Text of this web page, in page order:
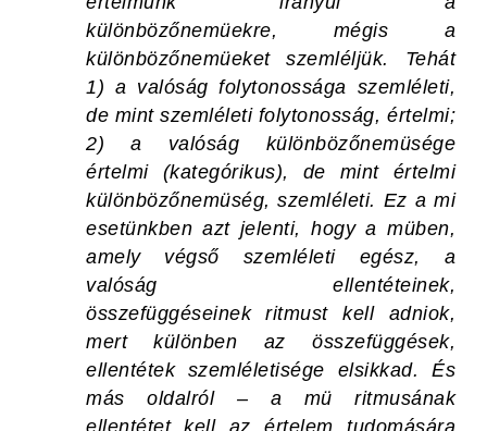
különbözőnemüekre, mégis a
különbözőnemüeket szemléljük. Tehát
1) a valóság folytonossága szemléleti,
de mint szemléleti folytonosság, értelmi;
2) a valóság különbözőnemüsége
értelmi (kategórikus), de mint értelmi
különbözőnemüség, szemléleti. Ez a mi
esetünkben azt jelenti, hogya müben,
amely végső szemléleti egész, a
valóság ellentéteinek,
összefüggéseinek ritmust kell adniok,
mert különben az összefüggések,
ellentétek szemléletisége elsikkad. És
más oldalról – a mü ritmusának
ellentétet kell az értelem tudomására